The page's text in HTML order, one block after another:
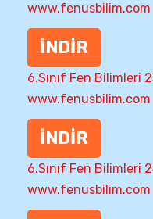
www.fenusbilim.com
İNDİR
6.Sınıf Fen Bilimleri
www.fenusbilim.com
İNDİR
6.Sınıf Fen Bilimleri
www.fenusbilim.com